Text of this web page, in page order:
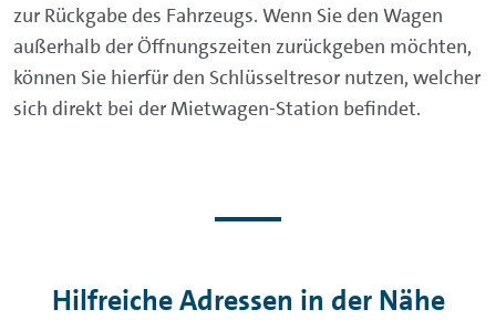
zur Rückgabe des Fahrzeugs. Wenn Sie den Wagen
außerhalb der Öffnungszeiten zurückgeben möchten,
können Sie hierfür den Schlüsseltresor nutzen, welcher
sich direkt bei der Mietwagen-Station befindet.
Hilfreiche Adressen in der Nähe